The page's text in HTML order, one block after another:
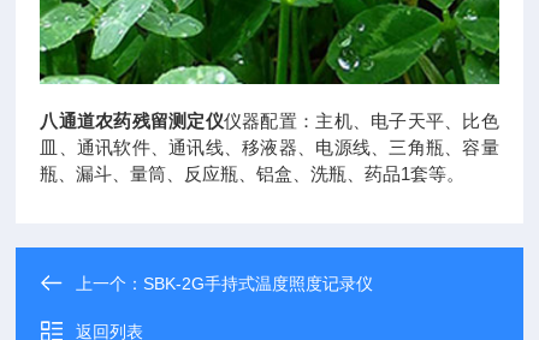
八通道农药残留测定仪仪器配置：主机、电子天平、比色
皿、通讯软件、通讯线、移液器、电源线、三角瓶、容量
瓶、漏斗、量筒、反应瓶、铝盒、洗瓶、药品1套等。
上一个：SBK-2G手持式温度照度记录仪
返回列表